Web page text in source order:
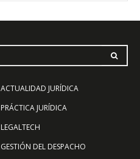
ACTUALIDAD JURÍDICA
PRÁCTICA JURÍDICA
LEGALTECH
GESTIÓN DEL DESPACHO